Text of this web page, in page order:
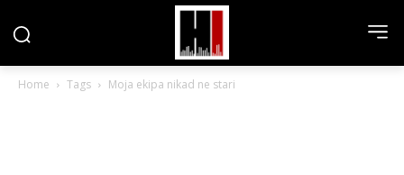
Home Tags Moja ekipa nikad ne stari